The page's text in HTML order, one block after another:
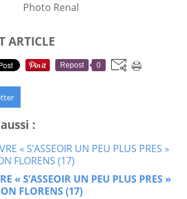
Photo Renal
ARTICLE
Repost 0
:
« S’ASSEOIR UN PEU PLUS PRES »
FLORENS (17)